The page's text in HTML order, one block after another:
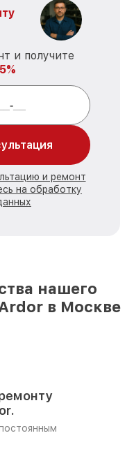
и получите
и ремонт
на обработку
нашего
в Москве